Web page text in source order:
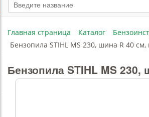
Главная страница Каталог
Бензопила STIHL MS 230, шина R 40
Бензопила STIHL MS